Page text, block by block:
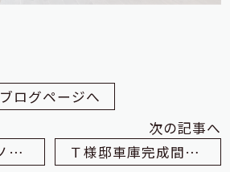
ブログページへ
工場を大規模リノベーション
工事進行中
次の記事へ
Ｔ様邸車庫完成間近!!